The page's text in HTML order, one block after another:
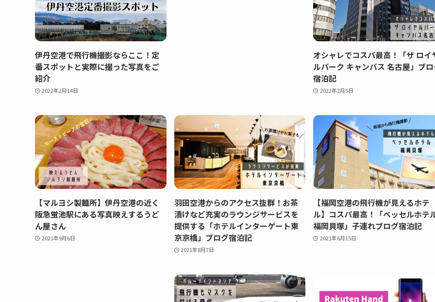
伊丹空港で飛行機撮影ならここ！定
番スポットと実際に撮った写真をご
紹介
2022年2月14日
オシャレでコスパ最高！「ザ ロイ
ルパーク キャンバス 名古屋」ブ
宿泊記
2022年2月5日
【マルヨシ製麺所】伊丹空港の近く
阪急蛍池駅にある写真映えするうど
ん屋さん
2021年9月6日
羽田空港からのアクセス抜群！お茶
漬けなど充実のラウンジサービスを
提供する「ホテルインターゲート東
京京橋」ブログ宿泊記
2021年8月7日
【福岡空港の飛行機が見えるホテ
ル】コスパ最高！「ベッセルホテ
福岡貝塚」子連れブログ宿泊記
2021年6月15日